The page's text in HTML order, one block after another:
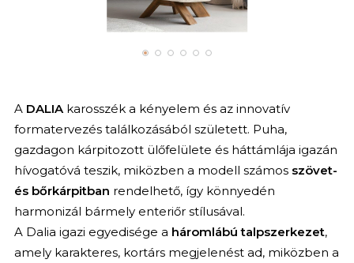
A DALIA karosszék a kényelem és az innovatív
formatervezés találkozásából született. Puha,
gazdagon kárpitozott ülőfelülete és háttámlája igazán
hívogatóvá teszik, miközben a modell számos szövet-
és bőrkárpitban rendelhető, így könnyedén
harmonizál bármely enteriőr stílusával.
A Dalia igazi egyedisége a háromlábú talpszerkezet,
amely karakteres, kortárs megjelenést ad, miközben a